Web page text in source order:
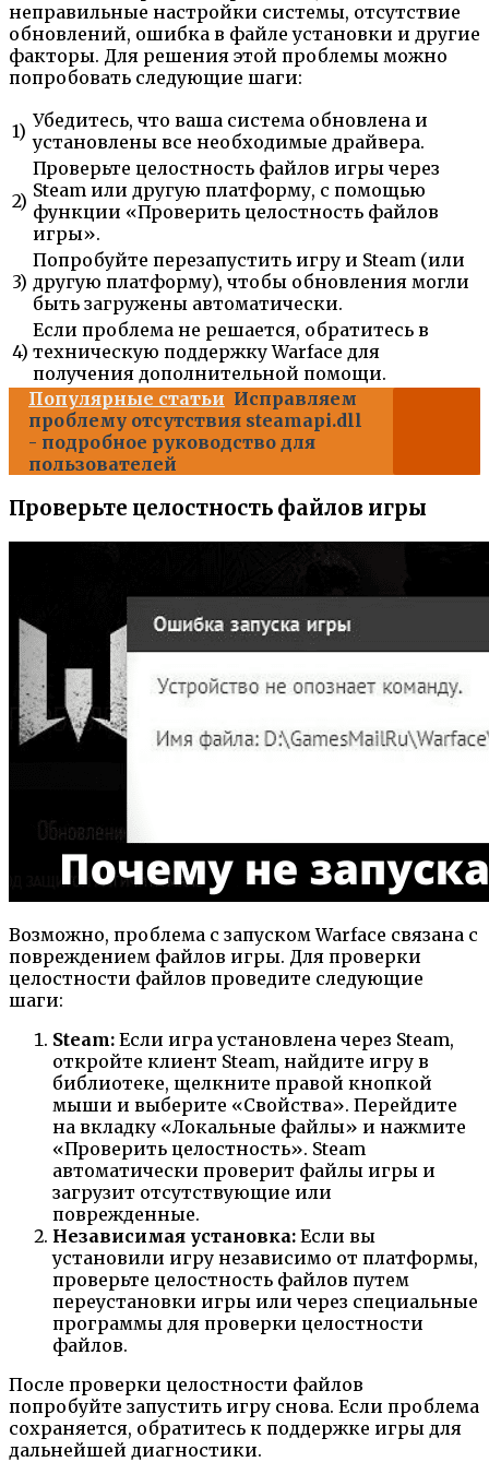
неправильные настройки системы, отсутствие
обновлений, ошибка в файле установки и другие
факторы. Для решения этой проблемы можно
попробовать следующие шаги:
1) Убедитесь, что ваша система обновлена и
установлены все необходимые драйвера.
2)
Проверьте целостность файлов игры через
Steam или другую платформу, с помощью
функции «Проверить целостность файлов
игры».
3)
Попробуйте перезапустить игру и Steam (или
другую платформу), чтобы обновления могли
быть загружены автоматически.
4)
Если проблема не решается, обратитесь в
техническую поддержку Warface для
получения дополнительной помощи.
Популярные статьи Исправляем
проблему отсутствия steamapi.dll
- подробное руководство для
пользователей
Проверьте целостность файлов игры
Возможно, проблема с запуском Warface связана с
повреждением файлов игры. Для проверки
целостности файлов проведите следующие
шаги:
Steam: Если игра установлена через Steam,
откройте клиент Steam, найдите игру в
библиотеке, щелкните правой кнопкой
мыши и выберите «Свойства». Перейдите
на вкладку «Локальные файлы» и нажмите
«Проверить целостность». Steam
автоматически проверит файлы игры и
загрузит отсутствующие или
поврежденные.
Независимая установка: Если вы
установили игру независимо от платформы,
проверьте целостность файлов путем
переустановки игры или через специальные
программы для проверки целостности
файлов.
После проверки целостности файлов
попробуйте запустить игру снова. Если проблема
сохраняется, обратитесь к поддержке игры для
дальнейшей диагностики.